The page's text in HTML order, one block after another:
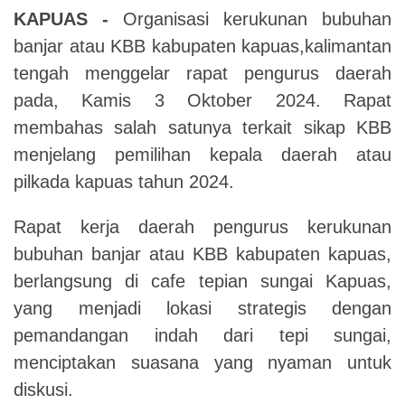
KAPUAS -
Organisasi kerukunan bubuhan
banjar atau KBB kabupaten kapuas,kalimantan
tengah menggelar rapat pengurus daerah
pada, Kamis 3 Oktober 2024. Rapat
membahas salah satunya terkait sikap KBB
menjelang pemilihan kepala daerah atau
pilkada kapuas tahun 2024.
Rapat kerja daerah pengurus kerukunan
bubuhan banjar atau KBB kabupaten kapuas,
berlangsung di cafe tepian sungai Kapuas,
yang menjadi lokasi strategis dengan
pemandangan indah dari tepi sungai,
menciptakan suasana yang nyaman untuk
diskusi.